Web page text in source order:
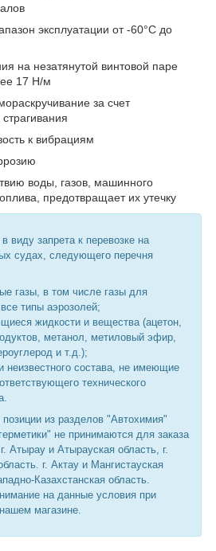
эксплуатации от -60°С до
на незатянутой винтовой паре
17 Н/м
за счет
к вибрациям
воды, газов, машинного
предотвращает их утечку
виду запрета к перевозке на
судах, следующего перечня
газы, в том числе газы для
типы аэрозолей;
жидкости и вещества (ацетон,
метанол, метиловый эфир,
и т.д.);
неизвестного состава, не имеющие
технического
из разделов "Автохимия"
не принимаются для заказа
Атырау и Атырауская область, г.
г. Актау и Мангистауская
Казахстанская область.
на данные условия при
магазине.